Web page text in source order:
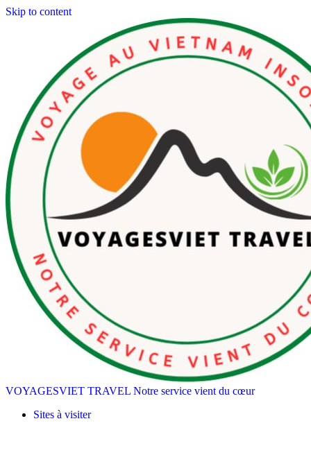
Skip to content
VOYAGESVIET TRAVEL Notre service vient du cœur
Sites à visiter